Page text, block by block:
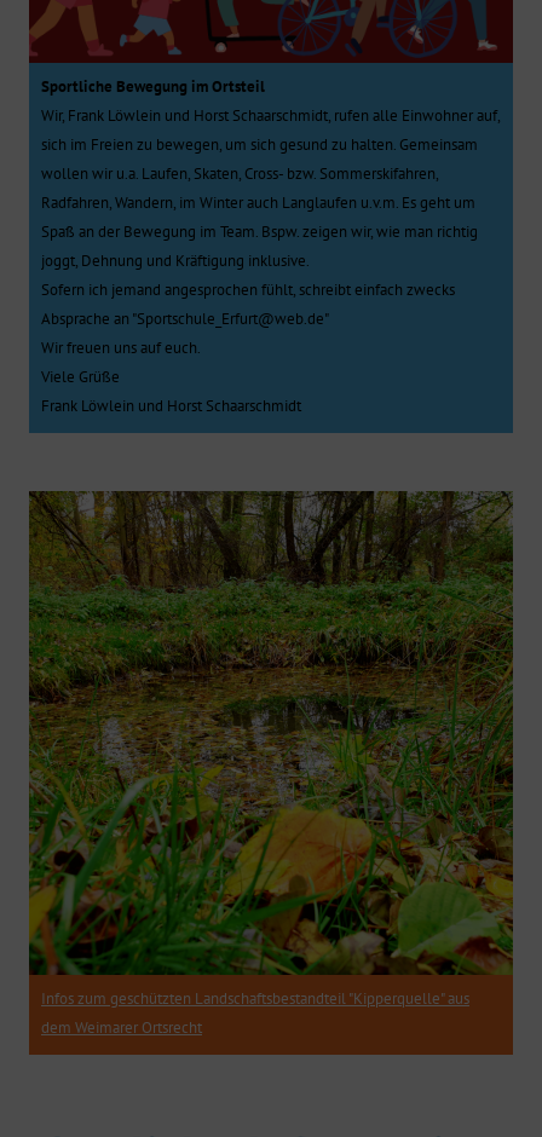
Sportliche Bewegung im Ortsteil
Wir, Frank Löwlein und Horst Schaarschmidt, rufen alle Einwohner auf,
sich im Freien zu bewegen, um sich gesund zu halten. Gemeinsam
wollen wir u.a. Laufen, Skaten, Cross- bzw. Sommerskifahren,
Radfahren, Wandern, im Winter auch Langlaufen u.v.m. Es geht um
Spaß an der Bewegung im Team. Bspw. zeigen wir, wie man richtig
joggt, Dehnung und Kräftigung inklusive.
Sofern ich jemand angesprochen fühlt, schreibt einfach zwecks
Absprache an "Sportschule_Erfurt@web.de"
Wir freuen uns auf euch.
Viele Grüße
Frank Löwlein und Horst Schaarschmidt
Infos zum geschützten Landschaftsbestandteil "Kipperquelle" aus
dem Weimarer Ortsrecht